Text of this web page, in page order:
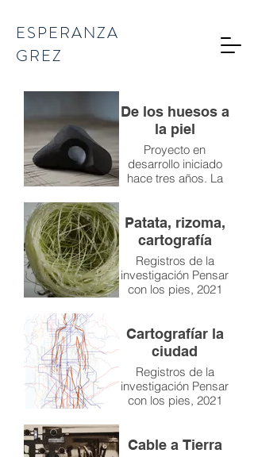
ESPERANZA
GREZ
De los huesos a
la piel
Proyecto en
desarrollo iniciado
hace tres años. La
actualmente por
diecisiete esculturas
en cerámica gres,
que exploran la
relación entre la
estructura interna del
su vínculo con el
espacio.
Patata, rizoma,
cartografía
Registros de la
investigación Pensar
con los pies, 2021
Cartografíar la
ciudad
Registros de la
investigación Pensar
con los pies, 2021
Cable a Tierra